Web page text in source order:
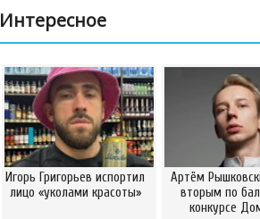
Интересное
Игорь Григорьев испортил
лицо «уколами красоты»
Артём
вторым по
конкурсе